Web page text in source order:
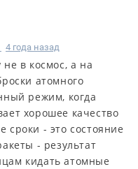
4 года назад
не в космос, а на
атомного
режим, когда
хорошее качество
- это состояние
- результат
кидать атомные